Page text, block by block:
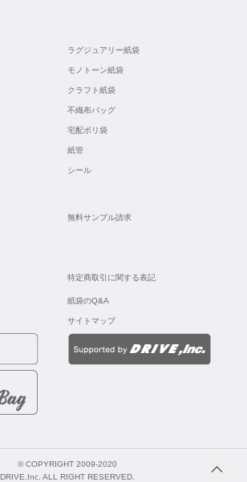
ラグジュアリー紙袋
モノトーン紙袋
クラフト紙袋
不織布バッグ
宅配ポリ袋
紙管
シール
無料サンプル請求
特定商取引に関する表記
紙袋のQ&A
サイトマップ
© COPYRIGHT 2009-2020
DRIVE,Inc. ALL RIGHT RESERVED.